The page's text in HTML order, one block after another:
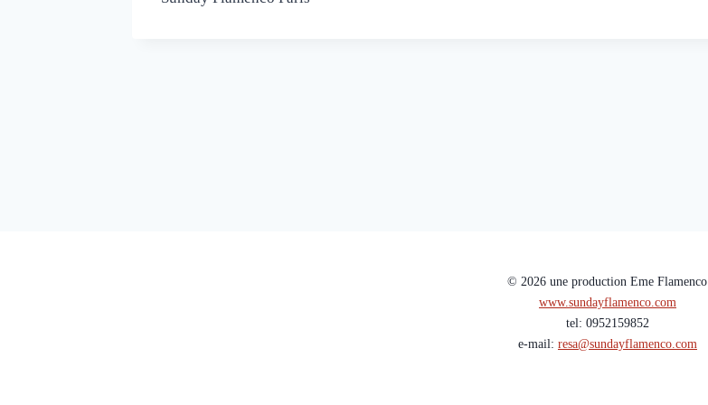
© 2026 une production Eme Flamenco
www.sundayflamenco.com
tel: 0952159852
e-mail: resa@sundayflamenco.com